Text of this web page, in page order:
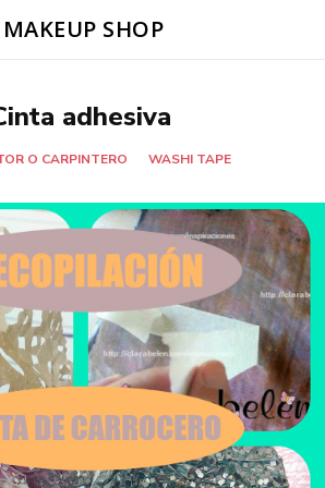
MAKEUP SHOP
adhesiva
O CARPINTERO WASHI TAPE